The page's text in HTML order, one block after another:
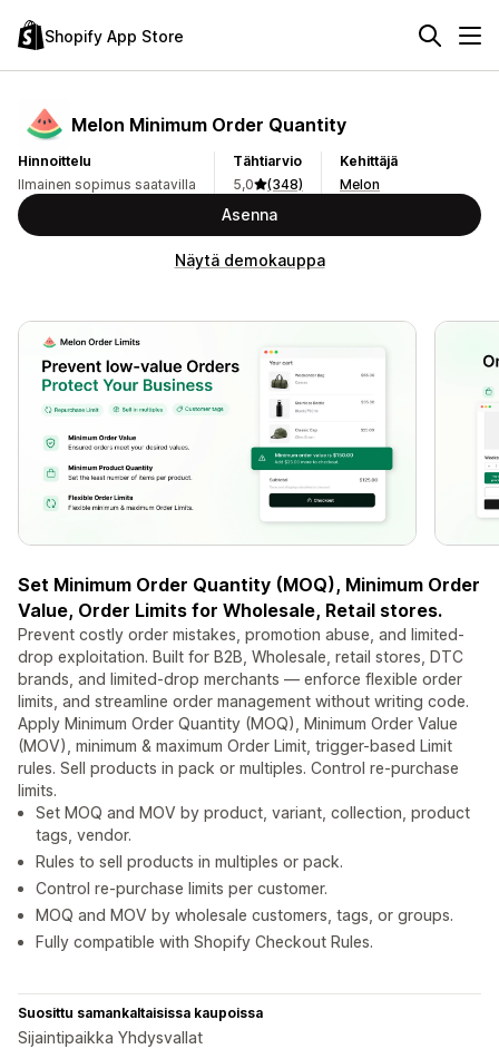
Shopify App Store
Melon Minimum Order Quantity
Hinnoittelu
Ilmainen sopimus saatavilla
Tähtiarvio
5,0
(348)
Kehittäjä
Melon
Asenna
Näytä demokauppa
Set Minimum Order Quantity (MOQ), Minimum Order
Value, Order Limits for Wholesale, Retail stores.
Prevent costly order mistakes, promotion abuse, and limited-
drop exploitation. Built for B2B, Wholesale, retail stores, DTC
brands, and limited-drop merchants — enforce flexible order
limits, and streamline order management without writing code.
Apply Minimum Order Quantity (MOQ), Minimum Order Value
(MOV), minimum & maximum Order Limit, trigger-based Limit
rules. Sell products in pack or multiples. Control re-purchase
limits.
Set MOQ and MOV by product, variant, collection, product
tags, vendor.
Rules to sell products in multiples or pack.
Control re-purchase limits per customer.
MOQ and MOV by wholesale customers, tags, or groups.
Fully compatible with Shopify Checkout Rules.
Suosittu samankaltaisissa kaupoissa
Sijaintipaikka Yhdysvallat